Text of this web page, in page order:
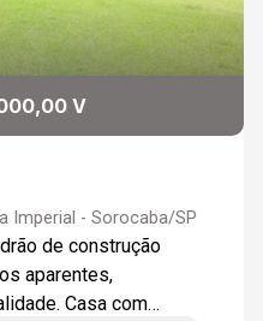
V
Imperial - Sorocaba/SP
de construção
aparentes,
Casa com